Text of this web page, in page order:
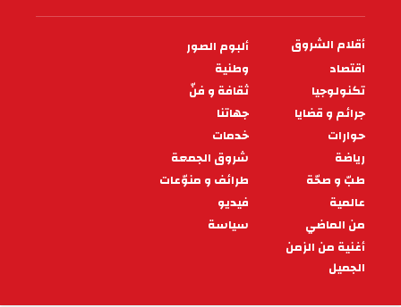
PIED
DE
PAGE
أقلام الشروق
ألبوم الصور
اقتصاد
وطنية
تكنولوجيا
ثقافة و فنّ
جرائم و قضايا
جهاتنا
حوارات
خدمات
رياضة
شروق الجمعة
طبّ و صحّة
طرائف و منوّعات
عالمية
فيديو
من الماضي
سياسة
أغنية من الزمن
الجميل